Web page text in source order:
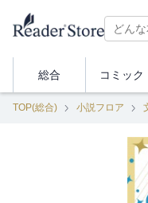
総合 コミック
TOP(総合) 小説フロア